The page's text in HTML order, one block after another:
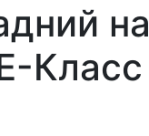
на
Класс